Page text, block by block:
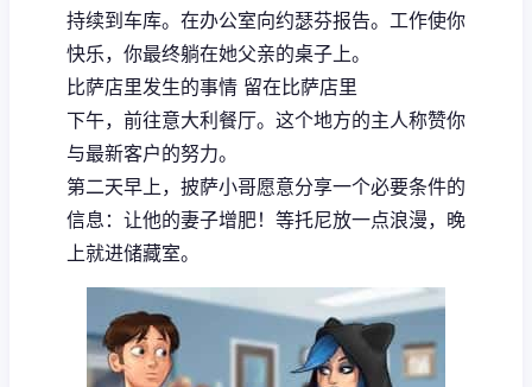
持续到车库。在办公室向约瑟芬报告。工作使你
快乐，你最终躺在她父亲的桌子上。
比萨店里发生的事情 留在比萨店里
下午，前往意大利餐厅。这个地方的主人称赞你
与最新客户的努力。
第二天早上，披萨小哥愿意分享一个必要条件的
信息：让他的妻子增肥！等托尼放一点浪漫，晚
上就进储藏室。